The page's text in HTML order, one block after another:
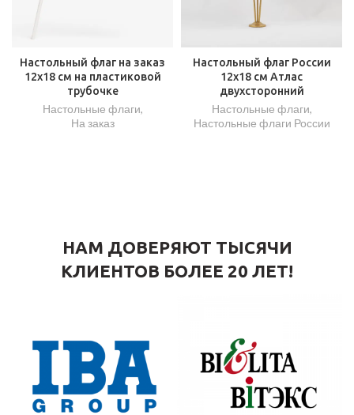
Настольный флаг на заказ
12х18 см на пластиковой
трубочке
Настольные флаги,
На заказ
Настольный флаг России
12х18 см Атлас
двухсторонний
Настольные флаги,
Настольные флаги России
НАМ ДОВЕРЯЮТ ТЫСЯЧИ
КЛИЕНТОВ БОЛЕЕ 20 ЛЕТ!